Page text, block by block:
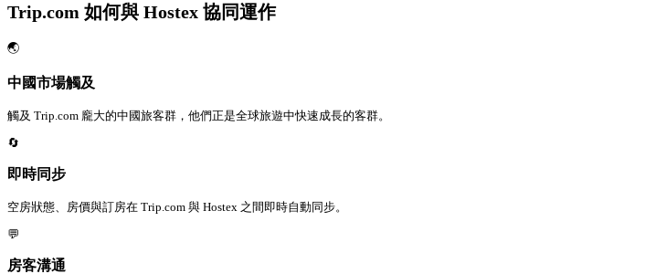
Trip.com 如何與 Hostex 協同運作
🌏
中國市場觸及
觸及 Trip.com 龐大的中國旅客群，他們正是全球旅遊中快速成長的客群。
🔄
即時同步
空房狀態、房價與訂房在 Trip.com 與 Hostex 之間即時自動同步。
💬
房客溝通